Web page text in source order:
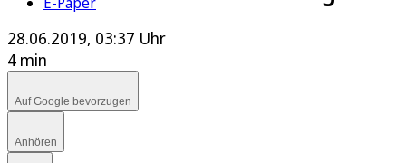
28.06.2019, 03:37 Uhr
4 min
Auf Google bevorzugen
Anhören